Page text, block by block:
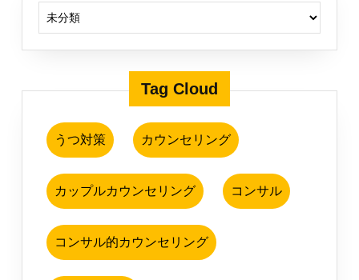
Tag Cloud
うつ対策 カウンセリング
カップルカウンセリング コンサル
コンサル的カウンセリング